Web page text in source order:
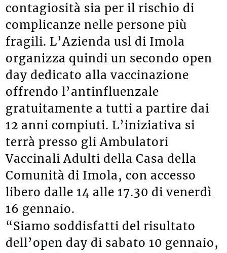
contagiosità sia per il rischio di
complicanze nelle persone più
fragili. L’Azienda usl di Imola
organizza quindi un secondo open
day dedicato alla vaccinazione
offrendo l’antinfluenzale
gratuitamente a tutti a partire dai
12 anni compiuti. L’iniziativa si
terrà presso gli Ambulatori
Vaccinali Adulti della Casa della
Comunità di Imola, con accesso
libero dalle 14 alle 17.30 di venerdì
16 gennaio.
“Siamo soddisfatti del risultato
dell’open day di sabato 10 gennaio,